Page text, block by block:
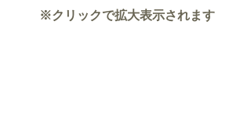
※クリックで拡大表示されます